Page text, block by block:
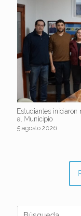
Estudiantes iniciaron
el Municipio
5 agosto 2026
Buscar: